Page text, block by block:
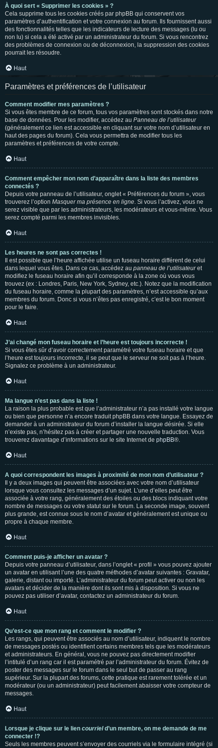
À quoi sert « Supprimer les cookies » ?
Cela supprime tous les cookies créés par phpBB qui conservent vos
paramètres d’authentification et votre connexion au forum. Ils fournissent aussi
des fonctionnalités telles que les indicateurs de lecture des messages (lu ou
non lu) si cela a été activé par un administrateur du forum. Si vous rencontrez
des problèmes de connexion ou de déconnexion, la suppression des cookies
pourrait les résoudre.
Haut
Paramètres et préférences de l’utilisateur
Comment modifier mes paramètres ?
Si vous êtes membre de ce forum, tous vos paramètres sont stockés dans notre
base de données. Pour les modifier, accédez au Panneau de l’utilisateur
(généralement ce lien est accessible en cliquant sur votre nom d’utilisateur en
haut des pages du forum). Cela vous permettra de modifier tous les
paramètres et préférences de votre compte.
Haut
Comment empêcher mon nom d’apparaître dans la liste des membres
connectés ?
Depuis votre panneau de l’utilisateur, onglet « Préférences du forum », vous
trouverez l’option Masquer ma présence en ligne. Si vous l’activez, vous ne
serez visible que par les administrateurs, les modérateurs et vous-même. Vous
serez compté parmi les membres invisibles.
Haut
Les heures ne sont pas correctes !
Il est possible que l’heure affichée utilise un fuseau horaire différent de celui
dans lequel vous êtes. Dans ce cas, accédez au panneau de l’utilisateuret
modifiez le fuseau horaire afin qu’il corresponde à la zone où vous vous
trouvez (ex : Londres, Paris, New York, Sydney, etc.). Notez que la modification
du fuseau horaire, comme la plupart des paramètres, n’est accessible qu’aux
membres du forum. Donc si vous n’êtes pas enregistré, c’est le bon moment
pour le faire.
Haut
J’ai changé mon fuseau horaire et l’heure est toujours incorrecte !
Si vous êtes sûr d’avoir correctement paramétré votre fuseau horaire et que
l’heure est toujours incorrecte, il se peut que le serveur ne soit pas à l’heure.
Signalez ce problème à un administrateur.
Haut
Ma langue n’est pas dans la liste !
La raison la plus probable est que l’administrateur n’a pas installé votre langue
ou bien que personne n’a encore traduit phpBB dans votre langue. Essayez de
demander à un administrateur du forum d’installer la langue désirée. Si elle
n’existe pas, n’hésitez pas à créer et partager une nouvelle traduction. Vous
trouverez davantage d’informations sur le site Internet de phpBB®.
Haut
A quoi correspondent les images à proximité de mon nom d’utilisateur ?
Il y a deux images qui peuvent être associées avec votre nom d’utilisateur
lorsque vous consultez les messages d’un sujet. L’une d’elles peut être
associée à votre rang, généralement des étoiles ou des blocs indiquant votre
nombre de messages ou votre statut sur le forum. La seconde image, souvent
plus grande, est connue sous le nom d’avatar et généralement est unique ou
propre à chaque membre.
Haut
Comment puis-je afficher un avatar ?
Depuis votre panneau d’utilisateur, dans l’onglet « profil » vous pouvez ajouter
un avatar en utilisant l’une des quatre méthodes d’avatar suivantes : Gravatar,
galerie, distant ou importé. L’administrateur du forum peut activer ou non les
avatars et décider de la manière dont ils sont mis à disposition. Si vous ne
pouvez pas utiliser d’avatar, contactez un administrateur du forum.
Haut
Qu’est-ce que mon rang et comment le modifier ?
Les rangs, qui peuvent être associés au nom d’utilisateur, indiquent le nombre
de messages postés ou identifient certains membres tels que les modérateurs
et administrateurs. En général, vous ne pouvez pas directement modifier
l’intitulé d’un rang car il est paramétré par l’administrateur du forum. Évitez de
poster des messages sur le forum dans le seul but de passer au rang
supérieur. Sur la plupart des forums, cette pratique est rarement tolérée et un
modérateur (ou un administrateur) peut facilement abaisser votre compteur de
messages.
Haut
Lorsque je clique sur le lien courrield’un membre, on me demande de me
connecter !?
Seuls les membres peuvent s’envoyer des courriels via le formulaire intégré (si